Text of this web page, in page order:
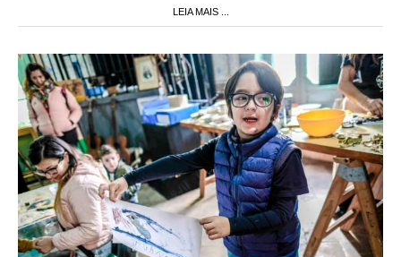
LEIA MAIS ...